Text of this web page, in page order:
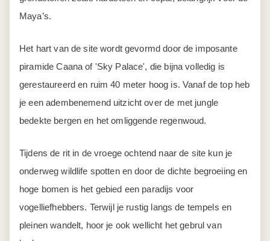
Maya’s.
Het hart van de site wordt gevormd door de imposante
piramide Caana of 'Sky Palace', die bijna volledig is
gerestaureerd en ruim 40 meter hoog is. Vanaf de top heb
je een adembenemend uitzicht over de met jungle
bedekte bergen en het omliggende regenwoud.
Tijdens de rit in de vroege ochtend naar de site kun je
onderweg wildlife spotten en door de dichte begroeiing en
hoge bomen is het gebied een paradijs voor
vogelliefhebbers. Terwijl je rustig langs de tempels en
pleinen wandelt, hoor je ook wellicht het gebrul van